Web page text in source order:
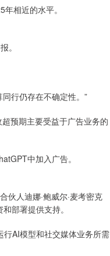
相近的水平。
。
行仍存在不确定性。”
预期主要受益于广告业务的
中加入广告。
伙人迪娜·鲍威尔·麦考密克
部署提供支持。
AI模型和社交媒体业务所需